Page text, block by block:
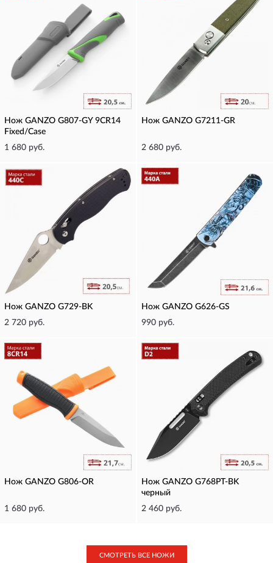
Нож GANZO G807-GY 9CR14
Fixed/Case
1 680 руб.
Нож GANZO G7211-GR
2 680 руб.
Нож GANZO G729-BK
2 720 руб.
Нож GANZO G626-GS
990 руб.
Нож GANZO G806-OR
1 680 руб.
Нож GANZO G768PT-BK
черный
2 460 руб.
СМОТРЕТЬ ВСЕ НОЖИ